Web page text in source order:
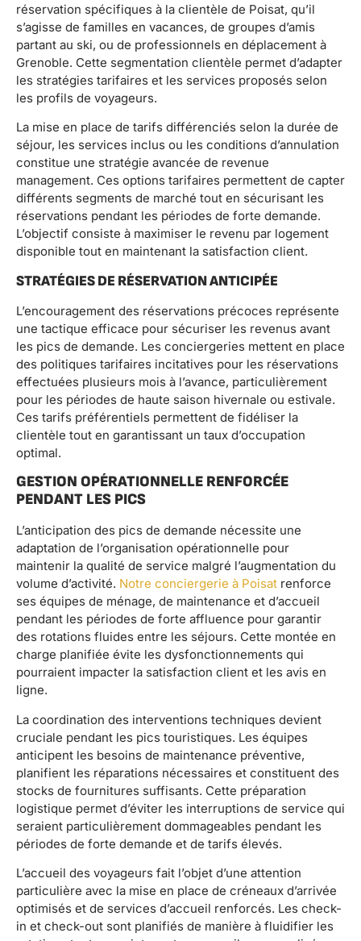
réservation spécifiques à la clientèle de Poisat, qu’il
s’agisse de familles en vacances, de groupes d’amis
partant au ski, ou de professionnels en déplacement à
Grenoble. Cette segmentation clientèle permet d’adapter
les stratégies tarifaires et les services proposés selon
les profils de voyageurs.
La mise en place de tarifs différenciés selon la durée de
séjour, les services inclus ou les conditions d’annulation
constitue une stratégie avancée de revenue
management. Ces options tarifaires permettent de capter
différents segments de marché tout en sécurisant les
réservations pendant les périodes de forte demande.
L’objectif consiste à maximiser le revenu par logement
disponible tout en maintenant la satisfaction client.
STRATÉGIES DE RÉSERVATION ANTICIPÉE
L’encouragement des réservations précoces représente
une tactique efficace pour sécuriser les revenus avant
les pics de demande. Les conciergeries mettent en place
des politiques tarifaires incitatives pour les réservations
effectuées plusieurs mois à l’avance, particulièrement
pour les périodes de haute saison hivernale ou estivale.
Ces tarifs préférentiels permettent de fidéliser la
clientèle tout en garantissant un taux d’occupation
optimal.
GESTION OPÉRATIONNELLE RENFORCÉE
PENDANT LES PICS
L’anticipation des pics de demande nécessite une
adaptation de l’organisation opérationnelle pour
maintenir la qualité de service malgré l’augmentation du
volume d’activité. Notre conciergerie à Poisat renforce
ses équipes de ménage, de maintenance et d’accueil
pendant les périodes de forte affluence pour garantir
des rotations fluides entre les séjours. Cette montée en
charge planifiée évite les dysfonctionnements qui
pourraient impacter la satisfaction client et les avis en
ligne.
La coordination des interventions techniques devient
cruciale pendant les pics touristiques. Les équipes
anticipent les besoins de maintenance préventive,
planifient les réparations nécessaires et constituent des
stocks de fournitures suffisants. Cette préparation
logistique permet d’éviter les interruptions de service qui
seraient particulièrement dommageables pendant les
périodes de forte demande et de tarifs élevés.
L’accueil des voyageurs fait l’objet d’une attention
particulière avec la mise en place de créneaux d’arrivée
optimisés et de services d’accueil renforcés. Les check-
in et check-out sont planifiés de manière à fluidifier les